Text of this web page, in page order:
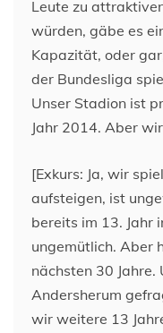
Leute zu
würden, gäbe es
Kapazität, oder
der Bundesliga
Unser Stadion ist
Jahr 2014. Aber
[Exkurs: Ja, wir
aufsteigen, ist
bereits im 13. Jahr
ungemütlich. Aber
nächsten 30
Andersherum
wir weitere 13